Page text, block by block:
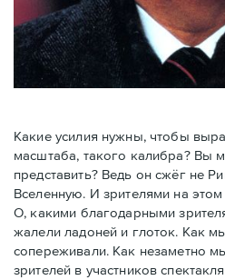
Какие усилия нужны, чтобы
масштаба, такого калибра? Вы
представить? Ведь он сжёг не
Вселенную. И зрителями на
О, какими благодарными
жалели ладоней и глоток. Как
сопереживали. Как незаметно
зрителей в участников